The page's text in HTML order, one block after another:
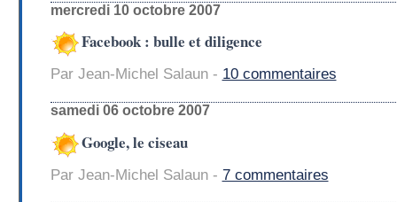
mercredi 10 octobre 2007
Facebook : bulle et diligence
Par Jean-Michel Salaun - 10 commentaires
samedi 06 octobre 2007
Google, le ciseau
Par Jean-Michel Salaun - 7 commentaires